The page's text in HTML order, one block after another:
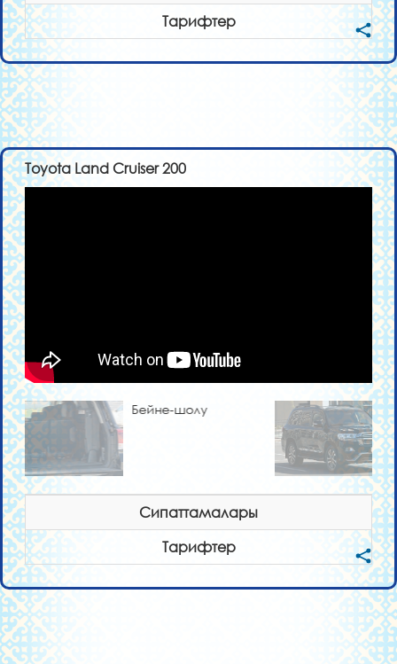
Тарифтер
Toyota Land Cruiser 200
Бейне-шолу
Сипаттамалары
Тарифтер